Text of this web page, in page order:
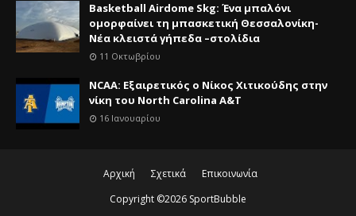
Basketball Airdome Skg: Ένα μπαλόνι
ομορφαίνει τη μπασκετική Θεσσαλονίκη-
Νέα κλειστά γήπεδα –στολίδια
11 Οκτωβρίου
NCAA: Εξαιρετικός ο Νίκος Χιτικούδης στην
νίκη του North Carolina A&Τ
16 Ιανουαρίου
Αρχική Σχετικά
Επικοινωνία
Copyright ©2026 SportBubble